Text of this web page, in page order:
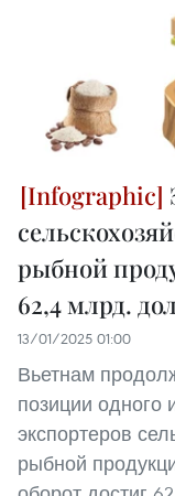
рыбной
62,4 млрд.
13/01/2025 01:00
Вьетнам
позиции
экспортеров
рыбной